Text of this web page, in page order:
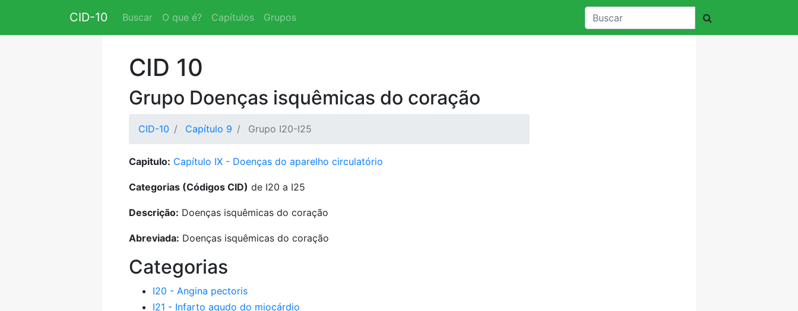
CID-10 Buscar O que é? Capítulos Grupos
CID 10
Grupo Doenças isquêmicas do coração
CID-10 Capítulo 9 Grupo I20-I25
Capitulo: Capítulo IX - Doenças do aparelho circulatório
Categorias (Códigos CID) de I20 a I25
Descrição: Doenças isquêmicas do coração
Abreviada: Doenças isquêmicas do coração
Categorias
I20 - Angina pectoris
I21 - Infarto agudo do miocárdio